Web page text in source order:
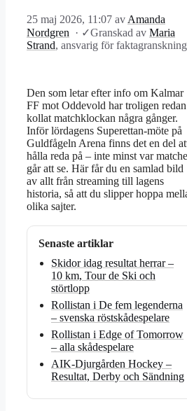
25 maj 2026, 11:07 av Amanda
Nordgren
· ✓Granskad av Maria
Strand, ansvarig för faktagranskning
Den som letar efter info om Kalmar
FF mot Oddevold har troligen redan
kollat matchklockan några gånger.
Inför lördagens Superettan-möte på
Guldfågeln Arena finns det en del
hålla reda på – inte minst var
går att se. Här får du en samlad bild
av allt från streaming till lagens
historia, så att du slipper hoppa
olika sajter.
Senaste artiklar
Skidor idag resultat herrar –
10 km, Tour de Ski och
störtlopp
Rollistan i De fem legenderna
– svenska röstskådespelare
Rollistan i Edge of Tomorrow
– alla skådespelare
AIK-Djurgården Hockey –
Resultat, Derby och Sändning